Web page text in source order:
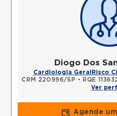
Diogo Dos
Cardiologia Geral Risco
CRM 220996/SP • RQE
Ver
Agende